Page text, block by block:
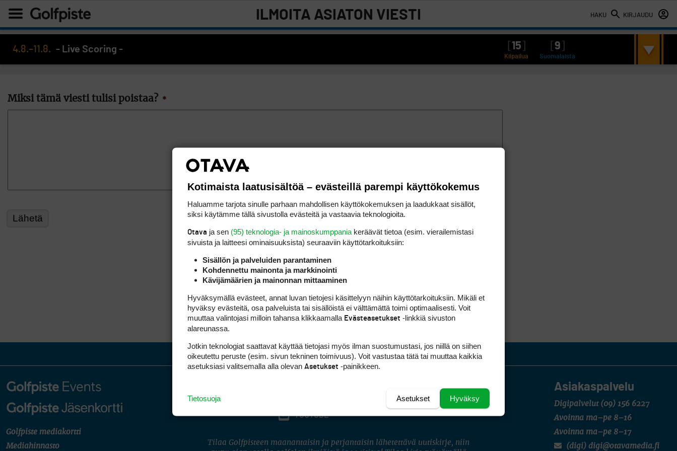
HAKU KIRJAUDU
ILMOITA ASIATON VIESTI
4.8.–11.8. - Live Scoring - 15 9
Kilpailua Suomalaista
Miksi tämä viesti tulisi poistaa? *
Golfpiste mediakortti
Mediahinnasto
Asiakaspalvelu
Digipalvelut (09) 156 6227
Avoinna ma–pe 8–16
Avoinna ma–pe 8–17
(digi) digi@otavamedia.fi
INSTAGRAM
YOUTUBE
Tilaa Golfpisteen maanantaisin ja perjantaisin lähetettävä uutiskirje, niin
Kotimaista laatusisältöä – evästeillä parempi käyttökokemus
Haluamme tarjota sinulle parhaan mahdollisen käyttökokemuksen ja laadukkaat sisällöt,
siksi käytämme tällä sivustolla evästeitä ja vastaavia teknologioita.
Otava ja sen (95) teknologia- ja mainoskumppania keräävät tietoa (esim. vierailemis­tasi
sivuista ja laitteesi ominaisuuk­sista) seuraaviin käyttötarkoituksiin:
Sisällön ja palveluiden parantaminen
Kohdennettu mainonta ja markkinointi
Kävijämäärien ja mainonnan mittaaminen
Hyväksymällä evästeet, annat luvan tietojesi käsittelyyn näihin käyttötarkoituksiin. Mikäli et
hyväksy evästeitä, osa palveluista tai sisällöistä ei välttämättä toimi optimaalisesti. Voit
muuttaa valintojasi milloin tahansa klikkaamalla Evästeasetukset -linkkiä sivuston
alareunassa.
Jotkin teknologiat saattavat käyttää tietojasi myös ilman suostumustasi, jos niillä on siihen
oikeutettu peruste (esim. sivun tekninen toimivuus). Voit vastustaa tätä tai muuttaa kaikkia
asetuksiasi valitsemalla alla olevan Asetukset -painikkeen.
Hyväksy
Asetukset
Tietosuoja